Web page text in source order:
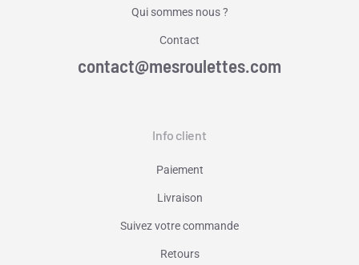
Qui sommes nous ?
Contact
contact@mesroulettes.com
Info client
Paiement
Livraison
Suivez votre commande
Retours